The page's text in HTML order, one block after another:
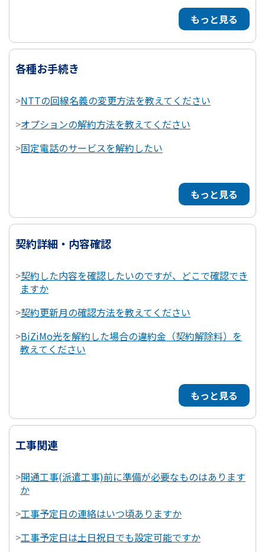
もっと見る
各種お手続き
>NTTの回線名義の変更方法を教えてください
>オプションの解約方法を教えてください
>固定電話のサービスを解約したい
もっと見る
契約詳細・内容確認
>契約した内容を確認したいのですが、どこで確認でき
ますか
>契約更新月の確認方法を教えてください
>BiZiMo光を解約した場合の違約金（契約解除料）を
教えてください
もっと見る
工事関連
>開通工事(派遣工事)前に準備が必要なものはあります
か
>工事予定日の連絡はいつ頃ありますか
>工事予定日は土日祝日でも設定可能ですか